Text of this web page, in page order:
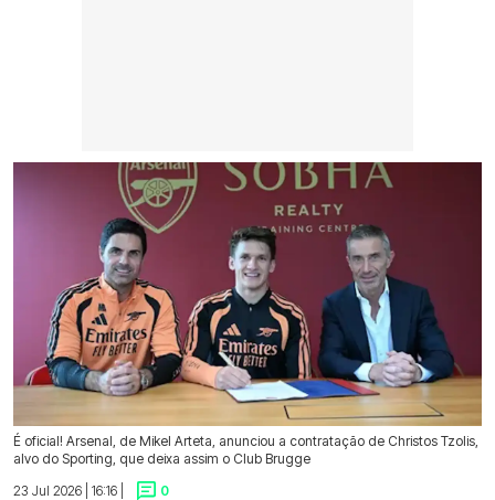
É oficial! Arsenal, de Mikel Arteta, anunciou a contratação de Christos Tzolis,
alvo do Sporting, que deixa assim o Club Brugge
23 Jul 2026 | 16:16 |
0